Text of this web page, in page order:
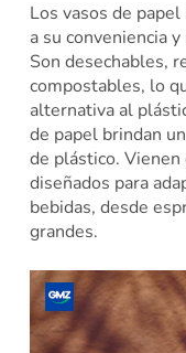
Los vasos de
a su conveniencia
Son desechables,
compostables, lo
alternativa al
de papel brindan
de plástico. Vienen
diseñados para
bebidas, desde
grandes.